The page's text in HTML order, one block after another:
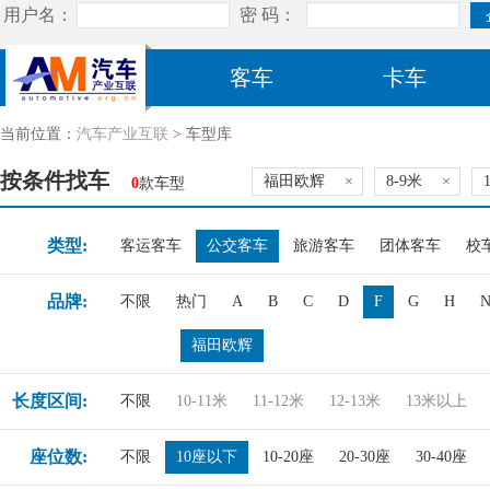
客车 卡车
当前位置： 汽车产业互联 > 车型库
按条件找车 0款车型 福田欧辉 × 8-9米 ×
类型: 客运客车 公交客车 旅游客车 团体客车 校
品牌: 不限 热门 A B C D F G H N
福田欧辉
长度区间: 不限 10-11米 11-12米 12-13米 13米以上
座位数: 不限 10座以下 10-20座 20-30座 30-40座